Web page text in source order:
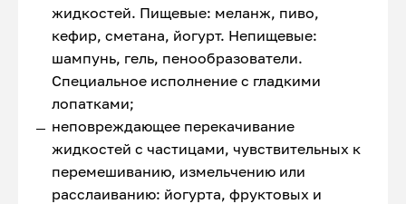
жидкостей. Пищевые: меланж, пиво,
кефир, сметана, йогурт. Непищевые:
шампунь, гель, пенообразователи.
Специальное исполнение с гладкими
лопатками;
неповреждающее перекачивание
жидкостей с частицами, чувствительных к
перемешиванию, измельчению или
расслаиванию: йогурта, фруктовых и